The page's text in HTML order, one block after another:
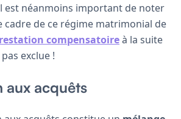
est néanmoins important de noter
cadre de ce régime matrimonial de
compensatoireà la suite
exclue !
aux acquêts